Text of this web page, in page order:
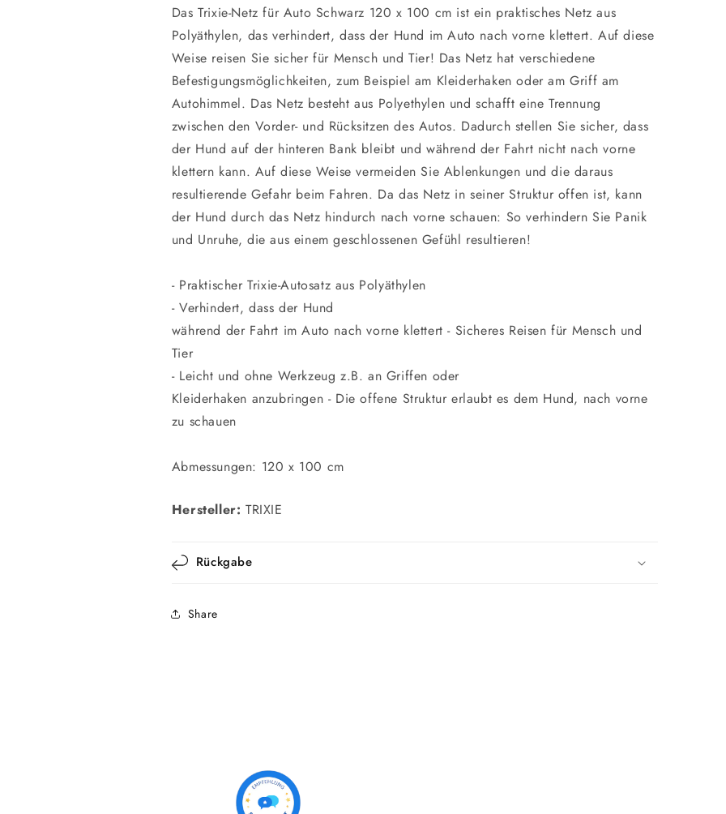
Das Trixie-Netz für Auto Schwarz 120 x 100 cm ist ein praktisches Netz aus
Polyäthylen, das verhindert, dass der Hund im Auto nach vorne klettert. Auf diese
Weise reisen Sie sicher für Mensch und Tier! Das Netz hat verschiedene
Befestigungsmöglichkeiten, zum Beispiel am Kleiderhaken oder am Griff am
Autohimmel. Das Netz besteht aus Polyethylen und schafft eine Trennung
zwischen den Vorder- und Rücksitzen des Autos. Dadurch stellen Sie sicher, dass
der Hund auf der hinteren Bank bleibt und während der Fahrt nicht nach vorne
klettern kann. Auf diese Weise vermeiden Sie Ablenkungen und die daraus
resultierende Gefahr beim Fahren. Da das Netz in seiner Struktur offen ist, kann
der Hund durch das Netz hindurch nach vorne schauen: So verhindern Sie Panik
und Unruhe, die aus einem geschlossenen Gefühl resultieren!
- Praktischer Trixie-Autosatz aus Polyäthylen
- Verhindert, dass der Hund
während der Fahrt im Auto nach vorne klettert - Sicheres Reisen für Mensch und
Tier
- Leicht und ohne Werkzeug z.B. an Griffen oder
Kleiderhaken anzubringen - Die offene Struktur erlaubt es dem Hund, nach vorne
zu schauen
Abmessungen: 120 x 100 cm
Hersteller: TRIXIE
Rückgabe
Share